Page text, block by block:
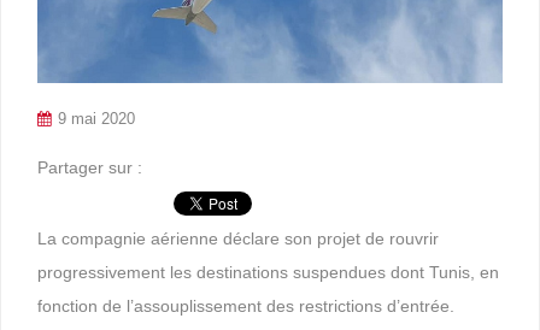
9 mai 2020
Partager sur :
La compagnie aérienne déclare son projet de rouvrir
progressivement les destinations suspendues dont Tunis, en
fonction de l’assouplissement des restrictions d’entrée.